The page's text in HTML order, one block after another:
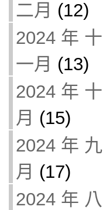
二月 (12)
2024 年 十
一月 (13)
2024 年 十
月 (15)
2024 年 九
月 (17)
2024 年 八